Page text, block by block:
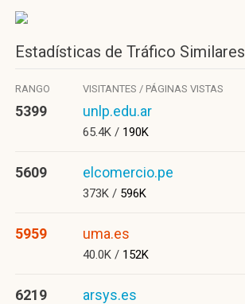
Estadísticas de Tráfico Similares
RANGO VISITANTES / PÁGINAS VISTAS
5399 unlp.edu.ar
65.4K / 190K
5609 elcomercio.pe
373K / 596K
5959 uma.es
40.0K / 152K
6219 arsys.es